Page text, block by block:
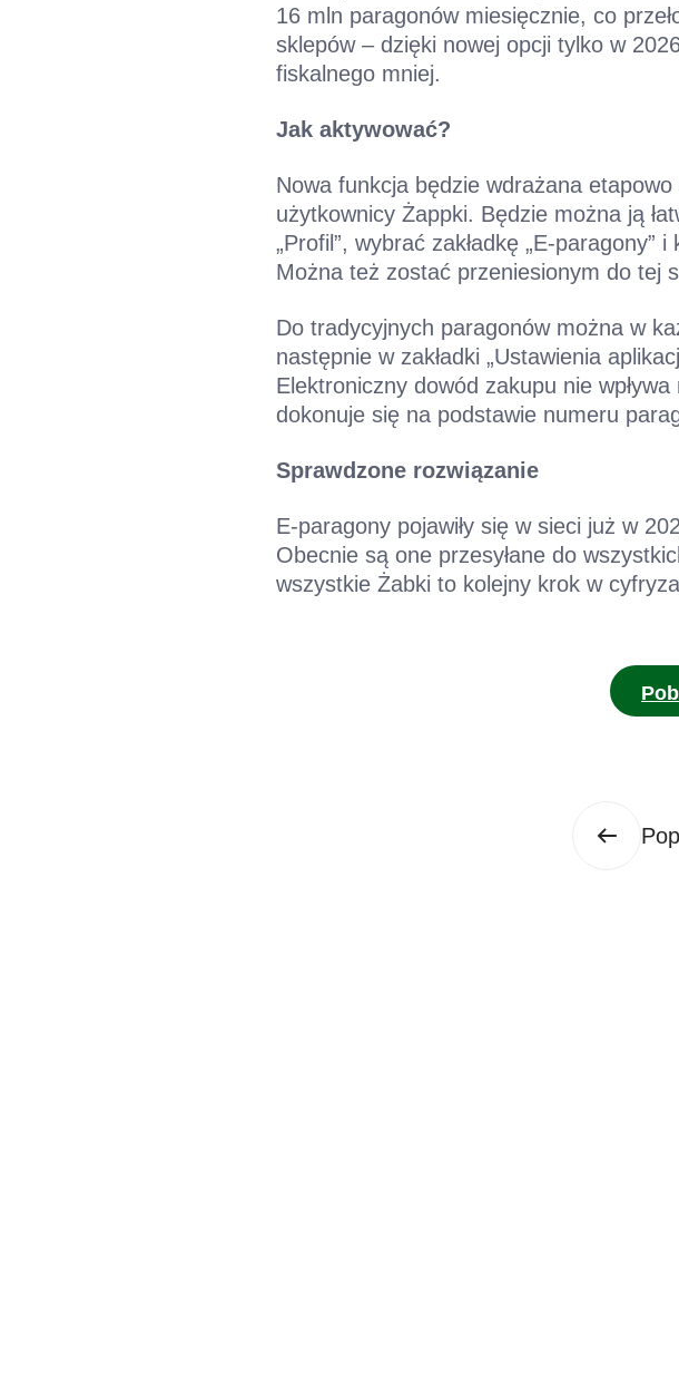
16 mln paragonów miesięcznie, co
sklepów – dzięki nowej opcji tylko w
fiskalnego mniej.
Jak aktywować?
Nowa funkcja będzie wdrażana
użytkownicy Żappki. Będzie można ją
„Profil”, wybrać zakładkę „E-paragony”
Można też zostać przeniesionym do tej
Do tradycyjnych paragonów można w
następnie w zakładki „Ustawienia
Elektroniczny dowód zakupu nie
dokonuje się na podstawie numeru
Sprawdzone rozwiązanie
E-paragony pojawiły się w sieci już w
Obecnie są one przesyłane do
wszystkie Żabki to kolejny krok w